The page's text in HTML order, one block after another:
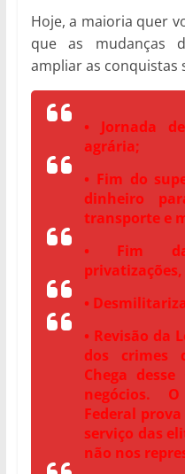
Hoje, a maioria quer
que as mudanças
ampliar as conquistas
• Jornada
agrária;
• Fim do
dinheiro
transporte e
• Fim
•
• Revisão da
dos crimes
Chega
negócios.
Federal
serviço das
não nos